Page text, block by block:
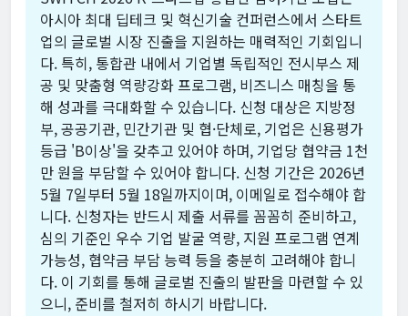
아시아 최대 딥테크 및 혁신기술 컨퍼런스에서 스타트
업의 글로벌 시장 진출을 지원하는 매력적인 기회입니
다. 특히, 통합관 내에서 기업별 독립적인 전시부스 제
공 및 맞춤형 역량강화 프로그램, 비즈니스 매칭을 통
해 성과를 극대화할 수 있습니다. 신청 대상은 지방정
부, 공공기관, 민간기관 및 협·단체로, 기업은 신용평가
등급 'B이상'을 갖추고 있어야 하며, 기업당 협약금 1천
만 원을 부담할 수 있어야 합니다. 신청 기간은 2026년
5월 7일부터 5월 18일까지이며, 이메일로 접수해야 합
니다. 신청자는 반드시 제출 서류를 꼼꼼히 준비하고,
심의 기준인 우수 기업 발굴 역량, 지원 프로그램 연계
가능성, 협약금 부담 능력 등을 충분히 고려해야 합니
다. 이 기회를 통해 글로벌 진출의 발판을 마련할 수 있
으니, 준비를 철저히 하시기 바랍니다.